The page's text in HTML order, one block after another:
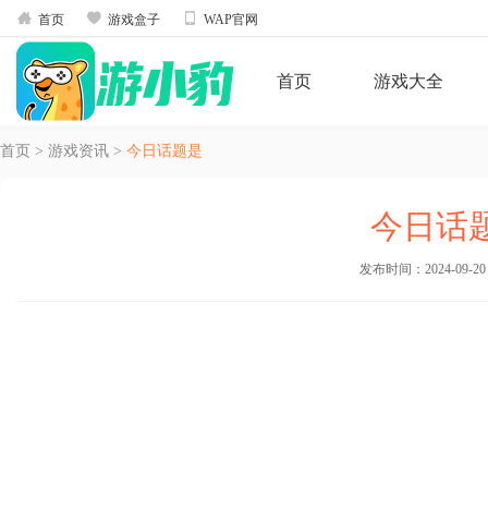
 首页  游戏盒子  WAP官网
首页 游戏大全
首页 > 游戏资讯 > 今日话题是
今日话
发布时间：2024-09-20